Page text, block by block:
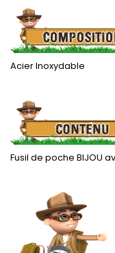
Acier Inoxydable
.
Fusil de poche BIJOU
.